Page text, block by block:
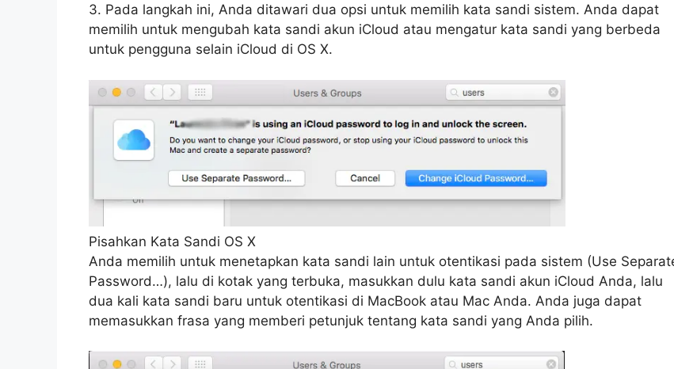
3. Pada langkah ini, Anda ditawari dua opsi untuk memilih kata sandi sistem. Anda dapat
memilih untuk mengubah kata sandi akun iCloud atau mengatur kata sandi yang berbeda
untuk pengguna selain iCloud di OS X.
Pisahkan Kata Sandi OS X
Anda memilih untuk menetapkan kata sandi lain untuk otentikasi pada sistem (Use
Password…), lalu di kotak yang terbuka, masukkan dulu kata sandi akun iCloud Anda, lalu
dua kali kata sandi baru untuk otentikasi di MacBook atau Mac Anda. Anda juga dapat
memasukkan frasa yang memberi petunjuk tentang kata sandi yang Anda pilih.